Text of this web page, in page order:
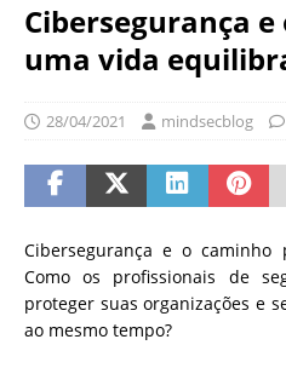
Cibersegurança
uma vida
28/04/2021 mindsecblog
Cibersegurança e o
Como os profissionais de
proteger suas organizações e
ao mesmo tempo?